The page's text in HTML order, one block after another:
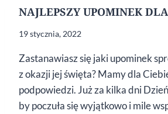
NAJLEPSZY UPOMINEK
19 stycznia, 2022
Zastanawiasz się jaki upominek
z okazji jej święta? Mamy dla
podpowiedzi. Już za kilka dni
by poczuła się wyjątkowo i mile